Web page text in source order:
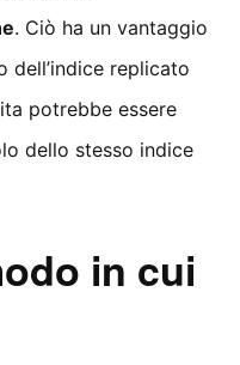
. Ciò ha un vantaggio
replicato
potrebbe essere
dello stesso indice
in cui